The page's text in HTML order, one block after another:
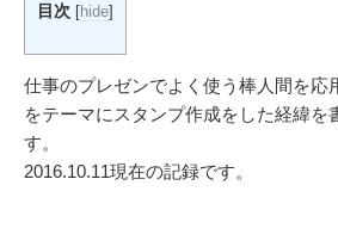
目次 [hide]
仕事のプレゼンでよく使う棒人間を応
をテーマにスタンプ作成をした経緯を
す。
2016.10.11現在の記録です。